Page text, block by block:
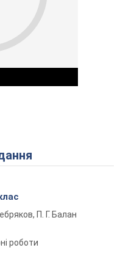
Video
П. Г. Балан
роботи